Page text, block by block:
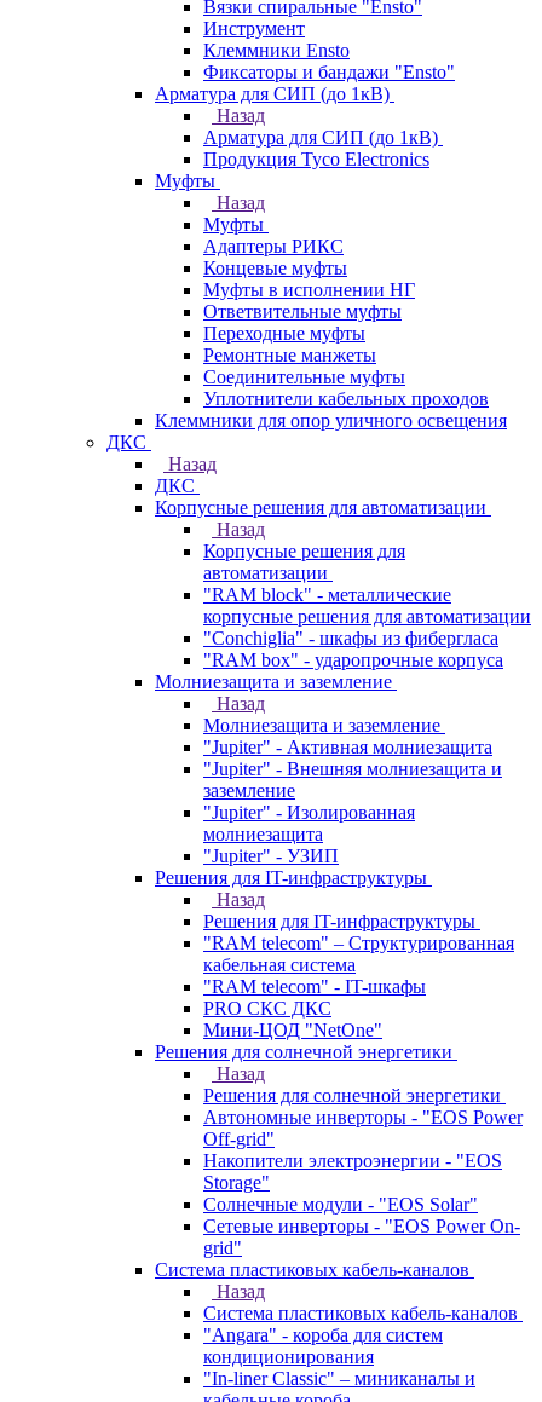
Вязки спиральные "Ensto"
Инструмент
Клеммники Ensto
Фиксаторы и бандажи "Ensto"
Арматура для СИП (до 1кВ)
Назад
Арматура для СИП (до 1кВ)
Продукция Tyco Electronics
Муфты
Назад
Муфты
Адаптеры РИКС
Концевые муфты
Муфты в исполнении НГ
Ответвительные муфты
Переходные муфты
Ремонтные манжеты
Соединительные муфты
Уплотнители кабельных проходов
Клеммники для опор уличного освещения
ДКС
Назад
ДКС
Корпусные решения для автоматизации
Назад
Корпусные решения для
автоматизации
"RAM block" - металлические
корпусные решения для автоматизации
"Conchiglia" - шкафы из фибергласа
"RAM box" - ударопрочные корпуса
Молниезащита и заземление
Назад
Молниезащита и заземление
"Jupiter" - Активная молниезащита
"Jupiter" - Внешняя молниезащита и
заземление
"Jupiter" - Изолированная
молниезащита
"Jupiter" - УЗИП
Решения для IT-инфраструктуры
Назад
Решения для IT-инфраструктуры
"RAM telecom" – Структурированная
кабельная система
"RAM telecom" - IT-шкафы
PRO СКС ДКС
Мини-ЦОД "NetOne"
Решения для солнечной энергетики
Назад
Решения для солнечной энергетики
Автономные инверторы - "EOS Power
Off-grid"
Накопители электроэнергии - "EOS
Storage"
Солнечные модули - "EOS Solar"
Сетевые инверторы - "EOS Power On-
grid"
Система пластиковых кабель-каналов
Назад
Система пластиковых кабель-каналов
"Angara" - короба для систем
кондиционирования
"In-liner Classic" – миниканалы и